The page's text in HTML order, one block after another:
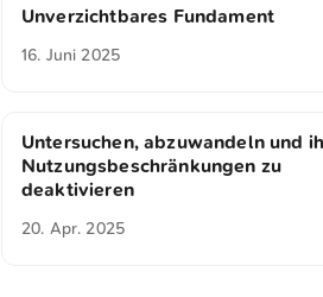
Unverzichtbares Fundament
16. Juni 2025
Untersuchen, abzuwandeln und
Nutzungsbeschränkungen zu
deaktivieren
20. Apr. 2025